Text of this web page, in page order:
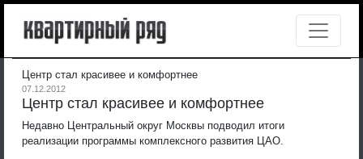
Центр стал красивее и комфортнее
07.12.2012
Центр стал красивее и комфортнее
Недавно Центральный округ Москвы подводил итоги
реализации программы комплексного развития ЦАО.